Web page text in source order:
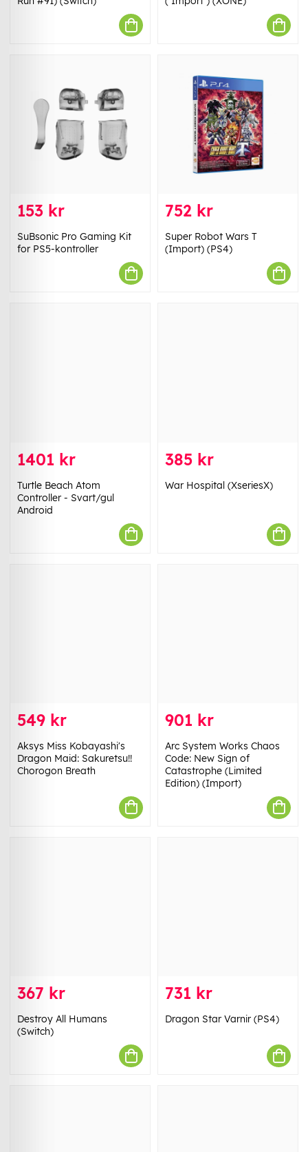
153 kr
SuBsonic Pro Gaming Kit
for PS5-kontroller
752 kr
Super Robot Wars T
(Import) (PS4)
1401 kr
Turtle Beach Atom
Controller - Svart/gul
Android
385 kr
War Hospital (XseriesX)
549 kr
Aksys Miss Kobayashi's
Dragon Maid: Sakuretsu!!
Chorogon Breath
901 kr
Arc System Works Chaos
Code: New Sign of
Catastrophe (Limited
Edition) (Import)
367 kr
Destroy All Humans
(Switch)
731 kr
Dragon Star Varnir (PS4)